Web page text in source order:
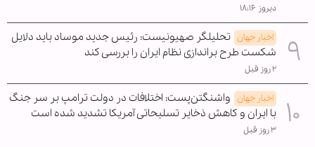
دیروز ۱۸:۱۶
اخبار جهان تحلیلگر صهیونیست: رئیس جدید موساد باید دلایل
شکست طرح براندازی نظام ایران را بررسی کند
۲ روز قبل
اخبار جهان واشنگتن‌پست: اختلافات در دولت ترامپ بر سر جنگ
با ایران و کاهش ذخایر تسلیحاتی آمریکا تشدید شده است
۳ روز قبل